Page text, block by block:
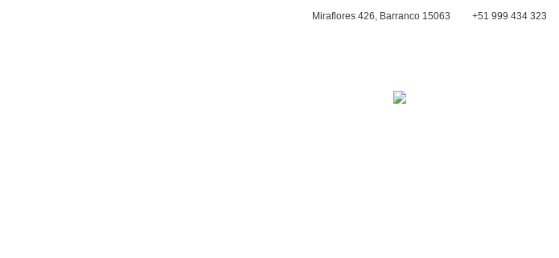
Miraflores 426, Barranco 15063 +51 999 434 323